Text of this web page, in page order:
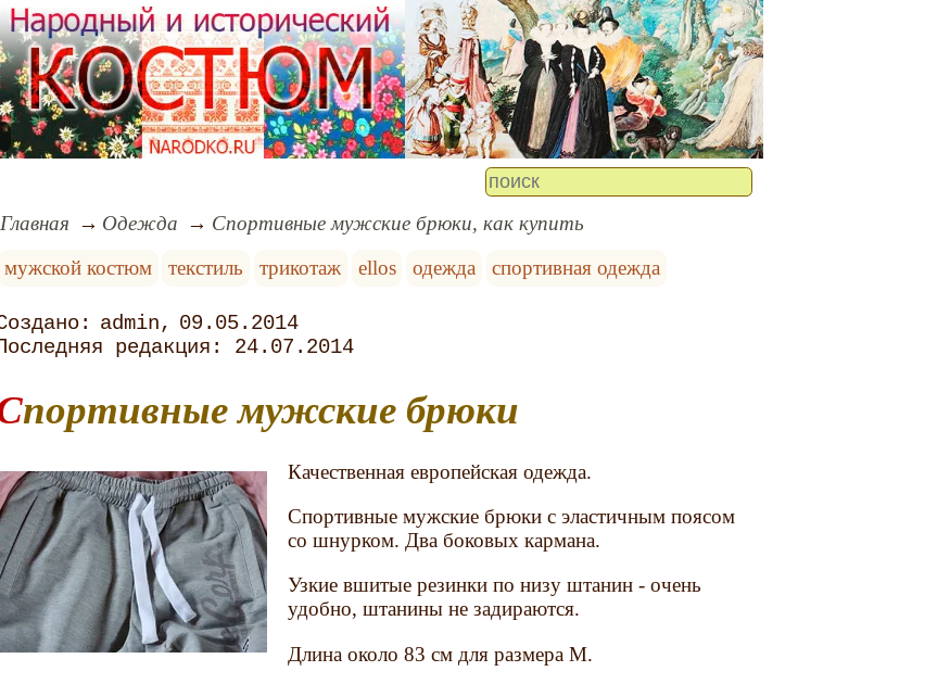
Главная Одежда
Спортивные мужские брюки, как купить
мужской костюм
текстиль трикотаж ellos одежда спортивная одежда
admin
09.05.2014
24.07.2014
Спортивные мужские брюки
Качественная европейская одежда.
Спортивные мужские брюки с эластичным поясом
со шнурком. Два боковых кармана.
Узкие вшитые резинки по низу штанин - очень
удобно, штанины не задираются.
Длина около 83 см для размера М.